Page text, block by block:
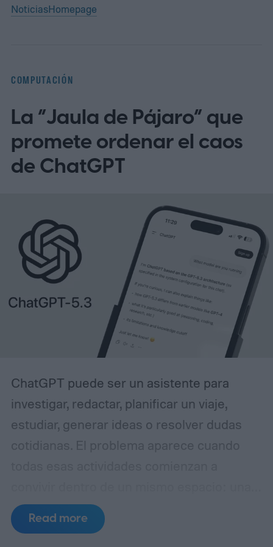
NoticiasHomepage
COMPUTACIÓN
La “Jaula de Pájaro” que
promete ordenar el caos
de ChatGPT
ChatGPT puede ser un asistente para
investigar, redactar, planificar un viaje,
estudiar, generar ideas o resolver dudas
cotidianas. El problema aparece cuando
conversación puede pasar de una
estrategia de contenidos a una receta, de
Read more